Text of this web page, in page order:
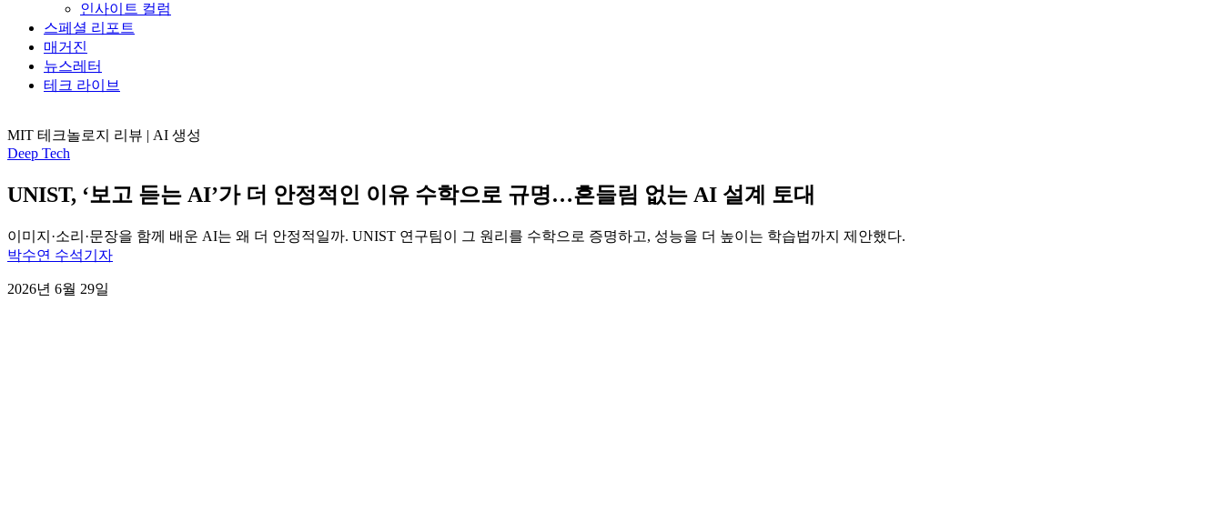
인사이트 컬럼
스페셜 리포트
매거진
뉴스레터
테크 라이브
MIT 테크놀로지 리뷰 | AI 생성
Deep Tech
UNIST, ‘보고 듣는 AI’가 더 안정적인 이유 수학으로 규명…흔들림 없는 AI 설계 토대
이미지·소리·문장을 함께 배운 AI는 왜 더 안정적일까. UNIST 연구팀이 그 원리를 수학으로 증명하고, 성능을 더 높이는 학습법까지 제안했다.
박수연 수석기자
2026년 6월 29일